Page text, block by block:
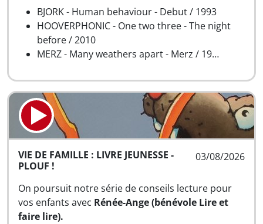
BJORK - Human behaviour - Debut / 1993
HOOVERPHONIC - One two three - The night
before / 2010
MERZ - Many weathers apart - Merz / 19…
03/08/2026
VIE DE FAMILLE : LIVRE JEUNESSE -
PLOUF !
On poursuit notre série de conseils lecture pour
vos enfants avec Rénée-Ange (bénévole Lire et
faire lire).